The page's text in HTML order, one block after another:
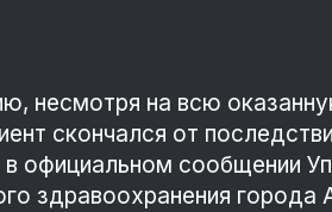
несмотря на всю
скончался от
официальном сообщении
здравоохранения города